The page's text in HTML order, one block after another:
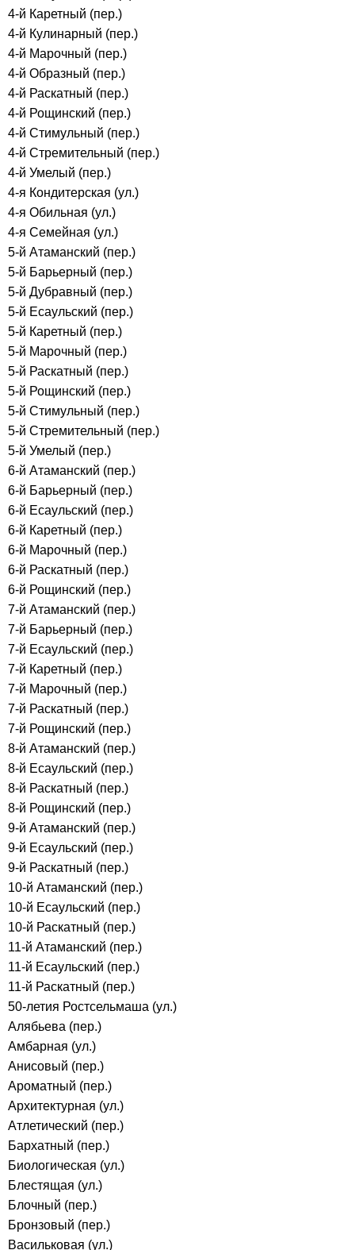
4-й Каретный (пер.)
4-й Кулинарный (пер.)
4-й Марочный (пер.)
4-й Образный (пер.)
4-й Раскатный (пер.)
4-й Рощинский (пер.)
4-й Стимульный (пер.)
4-й Стремительный (пер.)
4-й Умелый (пер.)
4-я Кондитерская (ул.)
4-я Обильная (ул.)
4-я Семейная (ул.)
5-й Атаманский (пер.)
5-й Барьерный (пер.)
5-й Дубравный (пер.)
5-й Есаульский (пер.)
5-й Каретный (пер.)
5-й Марочный (пер.)
5-й Раскатный (пер.)
5-й Рощинский (пер.)
5-й Стимульный (пер.)
5-й Стремительный (пер.)
5-й Умелый (пер.)
6-й Атаманский (пер.)
6-й Барьерный (пер.)
6-й Есаульский (пер.)
6-й Каретный (пер.)
6-й Марочный (пер.)
6-й Раскатный (пер.)
6-й Рощинский (пер.)
7-й Атаманский (пер.)
7-й Барьерный (пер.)
7-й Есаульский (пер.)
7-й Каретный (пер.)
7-й Марочный (пер.)
7-й Раскатный (пер.)
7-й Рощинский (пер.)
8-й Атаманский (пер.)
8-й Есаульский (пер.)
8-й Раскатный (пер.)
8-й Рощинский (пер.)
9-й Атаманский (пер.)
9-й Есаульский (пер.)
9-й Раскатный (пер.)
10-й Атаманский (пер.)
10-й Есаульский (пер.)
10-й Раскатный (пер.)
11-й Атаманский (пер.)
11-й Есаульский (пер.)
11-й Раскатный (пер.)
50-летия Ростсельмаша (ул.)
Алябьева (пер.)
Амбарная (ул.)
Анисовый (пер.)
Ароматный (пер.)
Архитектурная (ул.)
Атлетический (пер.)
Бархатный (пер.)
Биологическая (ул.)
Блестящая (ул.)
Блочный (пер.)
Бронзовый (пер.)
Васильковая (ул.)